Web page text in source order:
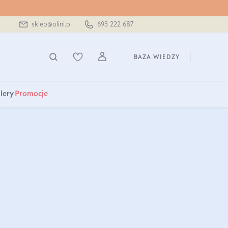
sklep@olini.pl 693 222 687
BAZA WIEDZY
Promocje